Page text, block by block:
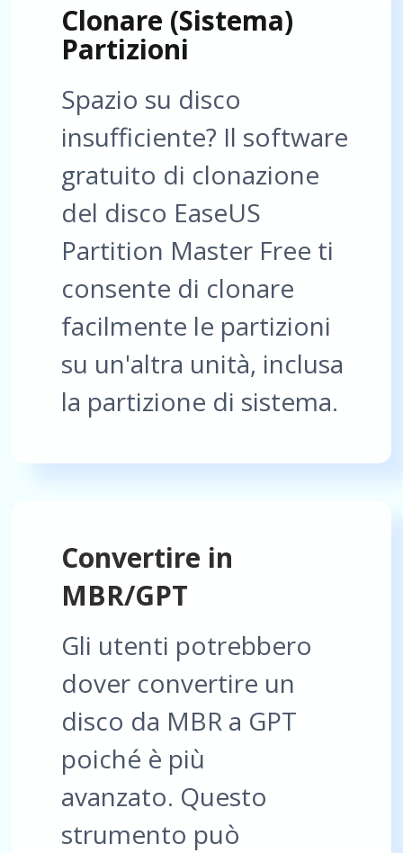
Clonare (Sistema)
Partizioni
Spazio su disco
insufficiente? Il software
gratuito di clonazione
del disco EaseUS
Partition Master Free ti
consente di clonare
facilmente le partizioni
su un'altra unità, inclusa
la partizione di sistema.
Convertire in
MBR/GPT
Gli utenti potrebbero
dover convertire un
disco da MBR a GPT
poiché è più
avanzato. Questo
strumento può